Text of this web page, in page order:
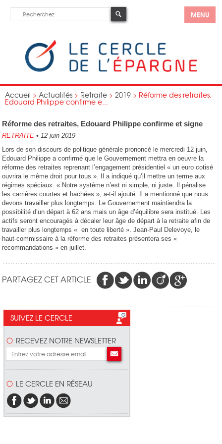
MENU
Accueil > Actualités > Retraite > 2019 > Réforme des retraites,
Edouard Philippe confirme e...
Réforme des retraites, Edouard Philippe confirme et signe
RETRAITE • 12 juin 2019
Lors de son discours de politique générale prononcé le mercredi 12 juin,
Edouard Philippe a confirmé que le Gouvernement mettra en oeuvre la
réforme des retraites reprenant l’engagement présidentiel « un euro cotisé
ouvrira le même droit pour tous ». Il a indiqué qu’il mettre un terme aux
régimes spéciaux. « Notre système n’est ni simple, ni juste. Il pénalise
les carrières courtes et hachées », a-t-il ajouté. Il a mentionné que nous
devons travailler plus longtemps. Le Gouvernement maintiendra la
possibilité d’un départ à 62 ans mais un âge d’équilibre sera institué. Les
actifs seront encouragés à décaler leur âge de départ à la retraite afin de
travailler plus longtemps « en toute liberté ». Jean-Paul Delevoye, le
haut-commissaire à la réforme des retraites présentera ses «
recommandations » en juillet.
PARTAGEZ CET ARTICLE
SUIVEZ LE CERCLE
RECEVEZ NOTRE NEWSLETTER
LE CERCLE EN RÉSEAU